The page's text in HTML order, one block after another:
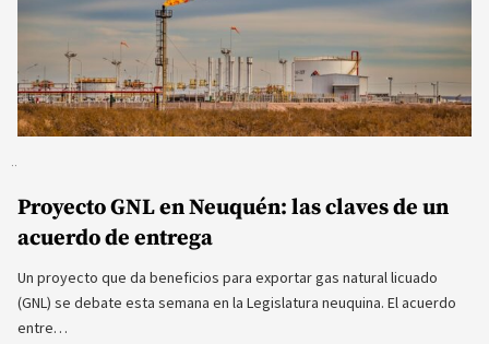
Proyecto GNL en Neuquén: las claves de un
acuerdo de entrega
Un proyecto que da beneficios para exportar gas natural licuado
(GNL) se debate esta semana en la Legislatura neuquina. El acuerdo
entre…